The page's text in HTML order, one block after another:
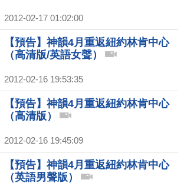
2012-02-17 01:02:00
【預告】神韻4月重返紐約林肯中心
（高清版/英語女聲）
2012-02-16 19:53:35
【預告】神韻4月重返紐約林肯中心
（高清版）
2012-02-16 19:45:09
【預告】神韻4月重返紐約林肯中心
（英語男聲版）